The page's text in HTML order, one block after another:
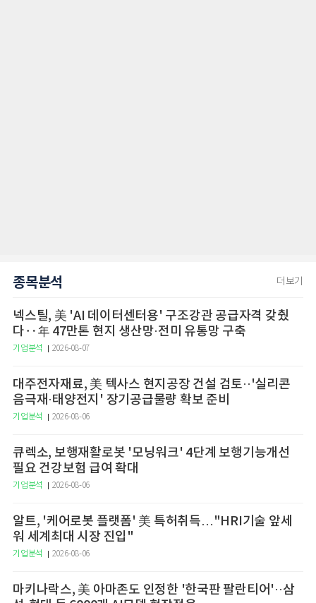
종목분석 더보기
넥스틸, 美 'AI 데이터센터용' 구조강관 공급자격 갖췄
다‥年 47만톤 현지 생산망·전미 유통망 구축
기업분석 2026-08-07
대주전자재료, 美 텍사스 현지공장 건설 검토··'실리콘
음극재·태양전지' 장기공급물량 확보 준비
기업분석 2026-08-06
큐렉소, 보행재활로봇 '모닝워크' 4단계 보행기능개선
필요 건강보험 급여 확대
기업분석 2026-08-06
알트, '케어로봇 플랫폼' 美 특허취득…"HRI기술 앞세
워 세계최대 시장 진입"
기업분석 2026-08-06
마키나락스, 美 아마존도 인정한 '한국판 팔란티어'··삼